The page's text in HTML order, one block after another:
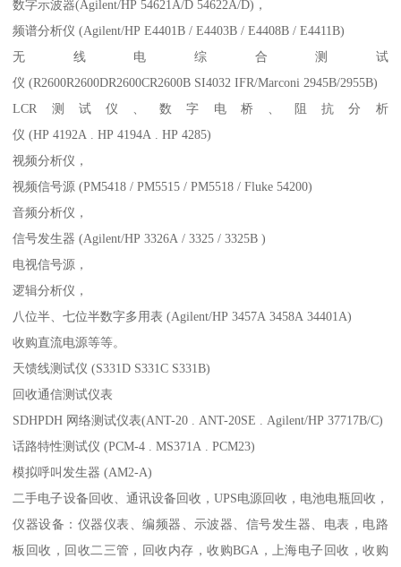
数字示波器(Agilent/HP 54621A/D 54622A/D)，
频谱分析仪 (Agilent/HP E4401B / E4403B / E4408B / E4411B)
无线电综合测试
仪 (R2600R2600DR2600CR2600B SI4032 IFR/Marconi 2945B/2955B)
LCR测试仪、数字电桥、阻抗分析
仪 (HP 4192A . HP 4194A . HP 4285)
视频分析仪，
视频信号源 (PM5418 / PM5515 / PM5518 / Fluke 54200)
音频分析仪，
信号发生器 (Agilent/HP 3326A / 3325 / 3325B )
电视信号源，
逻辑分析仪，
八位半、七位半数字多用表 (Agilent/HP 3457A 3458A 34401A)
收购直流电源等等。
天馈线测试仪 (S331D S331C S331B)
回收通信测试仪表
SDHPDH 网络测试仪表(ANT-20 . ANT-20SE . Agilent/HP 37717B/C)
话路特性测试仪 (PCM-4 . MS371A . PCM23)
模拟呼叫发生器 (AM2-A)
二手电子设备回收、通讯设备回收，UPS电源回收，电池电瓶回收，
仪器设备：仪器仪表、编频器、示波器、信号发生器、电表，电路
板回收，回收二三管，回收内存，收购BGA，上海电子回收，收购